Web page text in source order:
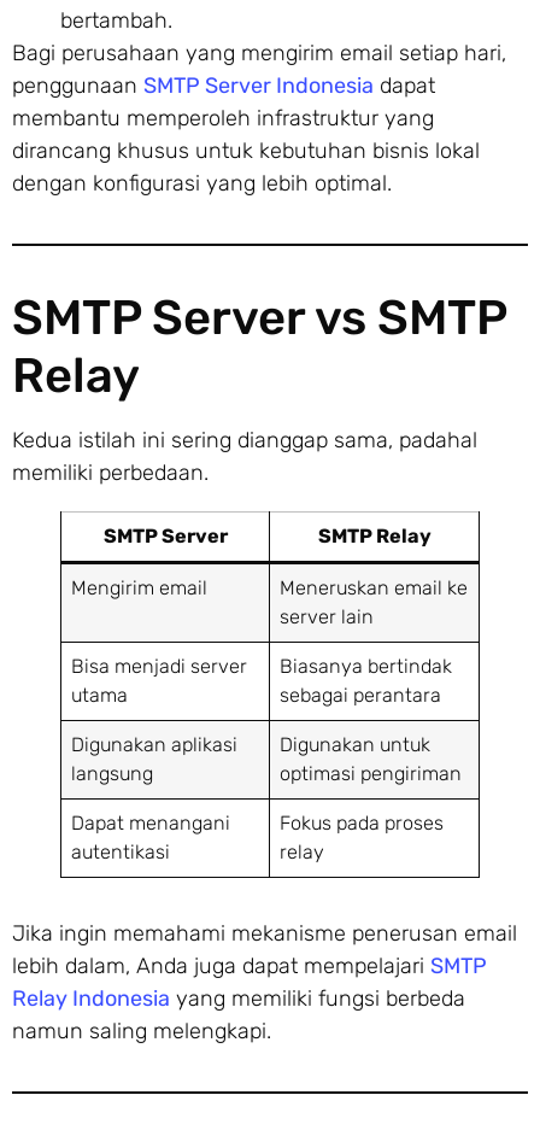
bertambah.
Bagi perusahaan yang mengirim email setiap hari,
penggunaan SMTP Server Indonesia dapat
membantu memperoleh infrastruktur yang
dirancang khusus untuk kebutuhan bisnis lokal
dengan konfigurasi yang lebih optimal.
SMTP Server vs SMTP
Relay
Kedua istilah ini sering dianggap sama, padahal
memiliki perbedaan.
SMTP Server SMTP Relay
Mengirim email
Meneruskan email ke
server lain
Bisa menjadi server
utama
Biasanya bertindak
sebagai perantara
Digunakan aplikasi
langsung
Digunakan untuk
optimasi pengiriman
Dapat menangani
autentikasi
Fokus pada proses
relay
Jika ingin memahami mekanisme penerusan email
lebih dalam, Anda juga dapat mempelajari SMTP
Relay Indonesia yang memiliki fungsi berbeda
namun saling melengkapi.